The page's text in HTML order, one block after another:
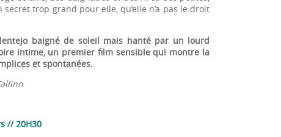
trop grand pour elle, qu’elle n’a pas le droit
baigné de soleil mais hanté par un lourd
intime, un premier film sensible qui montre la
et spontanées.
// 20H30